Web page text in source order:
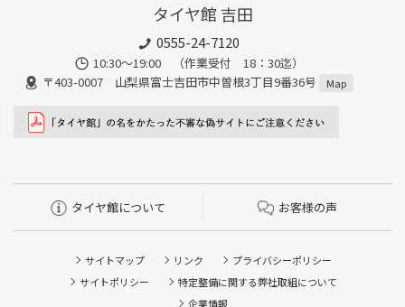
タイヤ館 吉田
0555-24-7120
10:30～19:00 （作業受付 18：30迄）
〒403-0007 山梨県富士吉田市中曽根3丁目9番36号
Map
タイヤ館について お客様の声
サイトマップ リンク
プライバシーポリシー
サイトポリシー
特定整備に関する弊社取組について
企業情報